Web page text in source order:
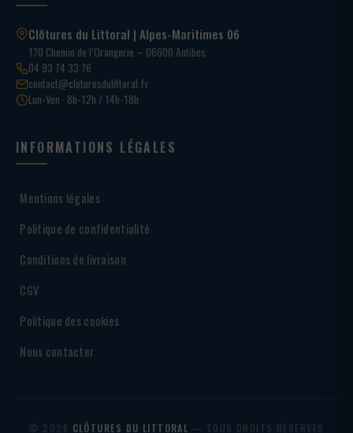
Clôtures du Littoral | Alpes-Maritimes 06
170 Chemin de l’Orangerie – 06600 Antibes
04 93 74 33 76
contact@cloturesdulittoral.fr
Lun-Ven · 8h-12h / 14h-18h
INFORMATIONS LÉGALES
Mentions légales
Politique de confidentialité
Conditions de livraison
CGV
Politique des cookies
Nous contacter
© 2026 CLÔTURES DU LITTORAL — TOUS DROITS RÉSERVÉS